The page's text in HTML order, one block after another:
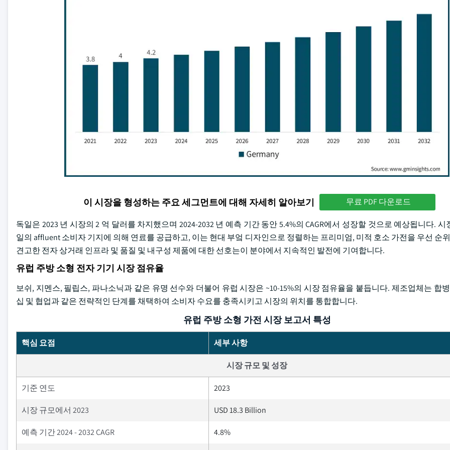
이 시장을 형성하는 주요 세그먼트에 대해 자세히 알아보기 무료 PDF 다운로드
독일은 2023 년 시장의 2 억 달러를 차지했으며 2024-2032 년 예측 기간 동안 5.4%의 CAGR에서 성장할 것으로 예상됩니다. 시
일의 affluent 소비자 기지에 의해 연료를 공급하고, 이는 현대 부엌 디자인으로 정렬하는 프리미엄, 미적 호소 가전을 우선 순
견고한 전자 상거래 인프라 및 품질 및 내구성 제품에 대한 선호는이 분야에서 지속적인 발전에 기여합니다.
유럽 주방 소형 전자 기기 시장 점유율
보쉬, 지멘스, 필립스, 파나소닉과 같은 유명 선수와 더불어 유럽 시장은 ~10-15%의 시장 점유율을 붙듭니다. 제조업체는 합
십 및 협업과 같은 전략적인 단계를 채택하여 소비자 수요를 충족시키고 시장의 위치를 통합합니다.
유럽 ​​주방 소형 가전 시장 보고서 특성
핵심 요점 세부 사항
시장 규모 및 성장
기준 연도 2023
시장 규모에서 2023 USD 18.3 Billion
예측 기간 2024 - 2032 CAGR 4.8%